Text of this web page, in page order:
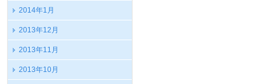
2014年1月
2013年12月
2013年11月
2013年10月